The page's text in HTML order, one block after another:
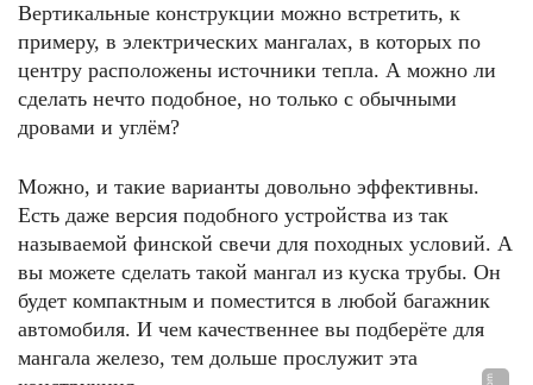
Вертикальные конструкции можно встретить, к
примеру, в электрических мангалах, в которых по
центру расположены источники тепла. А можно ли
сделать нечто подобное, но только с обычными
дровами и углём?
Можно, и такие варианты довольно эффективны.
Есть даже версия подобного устройства из так
называемой финской свечи для походных условий. А
вы можете сделать такой мангал из куска трубы. Он
будет компактным и поместится в любой багажник
автомобиля. И чем качественнее вы подберёте для
мангала железо, тем дольше прослужит эта